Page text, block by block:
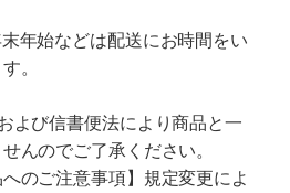
年始などは配送にお時間をい
。
よび信書便法により商品と一
んのでご了承ください。
へのご注意事項】規定変更によ